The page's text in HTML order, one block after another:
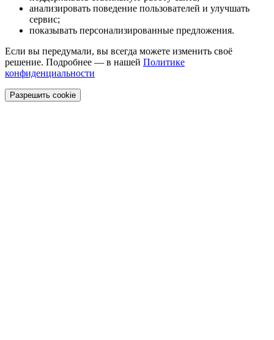
анализировать поведение пользователей и улучшать
сервис;
показывать персонализированные предложения.
Если вы передумали, вы всегда можете изменить своё
решение. Подробнее — в нашей Политике
конфиденциальности
Разрешить cookie